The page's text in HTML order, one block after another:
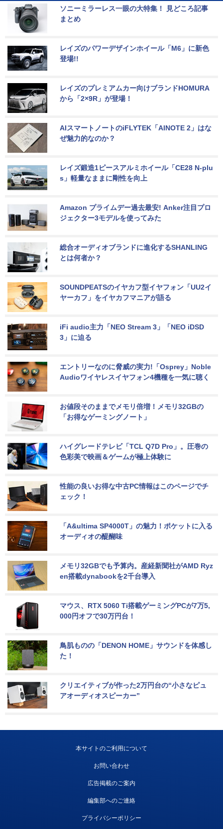
ソニーミラーレス一眼の大特集！ 見どころ記事
まとめ
レイズのパワーデザインホイール「M6」に新色
登場!!
レイズのプレミアムカー向けブランドHOMURA
から「2×9R」が登場！
AIスマートノートのiFLYTEK「AINOTE 2」はな
ぜ魅力的なのか？
レイズ鍛造1ピースアルミホイール「CE28 N-plu
s」軽量なままに剛性を向上
Amazon プライムデー過去最安! Anker注目プロ
ジェクター3モデルを使ってみた
総合オーディオブランドに進化するSHANLING
とは何者か？
SOUNDPEATSのイヤカフ型イヤフォン「UU2イ
ヤーカフ」をイヤカフマニアが語る
iFi audio主力「NEO Stream 3」「NEO iDSD
3」に迫る
エントリーなのに脅威の実力!「Osprey」Noble
Audioワイヤレスイヤフォン4機種を一気に聴く
お値段そのままでメモリ倍増！メモリ32GBの
「お得なゲーミングノート」
ハイグレードテレビ「TCL Q7D Pro」。圧巻の
色彩美で映画＆ゲームが極上体験に
性能の良いお得な中古PC情報はこのページでチ
ェック！
「A&ultima SP4000T」の魅力！ポケットに入る
オーディオの醍醐味
メモリ32GBでも予算内。産経新聞社がAMD Ryz
en搭載dynabookを2千台導入
マウス、RTX 5060 Ti搭載ゲーミングPCが7万5,
000円オフで30万円台！
鳥肌ものの「DENON HOME」サウンドを体感し
た！
クリエイティブが作った2万円台の“小さなピュ
アオーディオスピーカー”
本サイトのご利用について
お問い合わせ
広告掲載のご案内
編集部へのご連絡
プライバシーポリシー